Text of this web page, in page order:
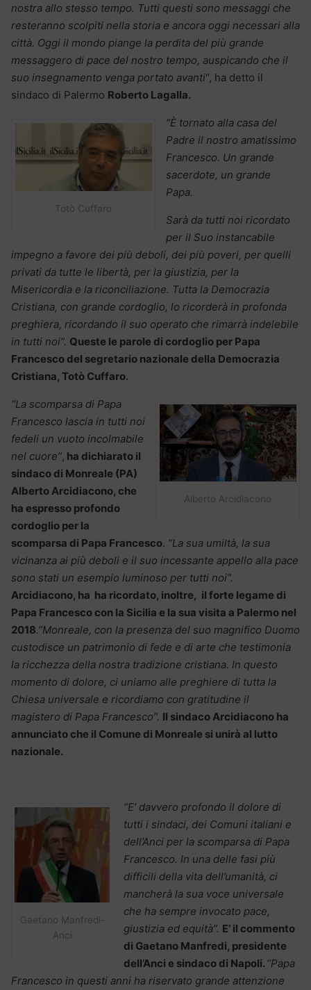
nostra allo stesso tempo. Tutti questi sono messaggi che
resteranno scolpiti nella storia e ancora oggi necessari alla
città. Oggi il mondo piange la perdita del più grande
messaggero di pace del nostro tempo, auspicando che il
suo insegnamento venga portato avanti“, ha detto il
sindaco di Palermo Roberto Lagalla.
Totò Cuffaro
“È tornato alla casa del
Padre il nostro amatissimo
Francesco. Un grande
sacerdote, un grande
Papa.
Sarà da tutti noi ricordato
per il Suo instancabile
impegno a favore dei più deboli, dei più poveri, per quelli
privati da tutte le libertà, per la giustizia, per la
Misericordia e la riconciliazione. Tutta la Democrazia
Cristiana, con grande cordoglio, lo ricorderà in profonda
preghiera, ricordando il suo operato che rimarrà indelebile
in tutti noi”. Queste le parole di cordoglio per Papa
Francesco del segretario nazionale della Democrazia
Cristiana, Totò Cuffaro.
Alberto Arcidiacono
“La scomparsa di Papa
Francesco lascia in tutti noi
fedeli un vuoto incolmabile
nel cuore”, ha dichiarato il
sindaco di Monreale (PA)
Alberto Arcidiacono, che
ha espresso profondo
cordoglio per la
scomparsa di Papa Francesco. “La sua umiltà, la sua
vicinanza ai più deboli e il suo incessante appello alla pace
sono stati un esempio luminoso per tutti noi”.
Arcidiacono, ha ha ricordato, inoltre, il forte legame di
Papa Francesco con la Sicilia e la sua visita a Palermo nel
2018.”Monreale, con la presenza del suo magnifico Duomo
custodisce un patrimonio di fede e di arte che testimonia
la ricchezza della nostra tradizione cristiana. In questo
momento di dolore, ci uniamo alle preghiere di tutta la
Chiesa universale e ricordiamo con gratitudine il
magistero di Papa Francesco”. Il sindaco Arcidiacono ha
annunciato che il Comune di Monreale si unirà al lutto
nazionale.
Gaetano Manfredi-
Anci
“E’ davvero profondo il dolore di
tutti i sindaci, dei Comuni italiani e
dell’Anci per la scomparsa di Papa
Francesco. In una delle fasi più
difficili della vita dell’umanità, ci
mancherà la sua voce universale
che ha sempre invocato pace,
giustizia ed equità”. E’ il commento
di Gaetano Manfredi, presidente
dell’Anci e sindaco di Napoli. “Papa
Francesco in questi anni ha riservato grande attenzione